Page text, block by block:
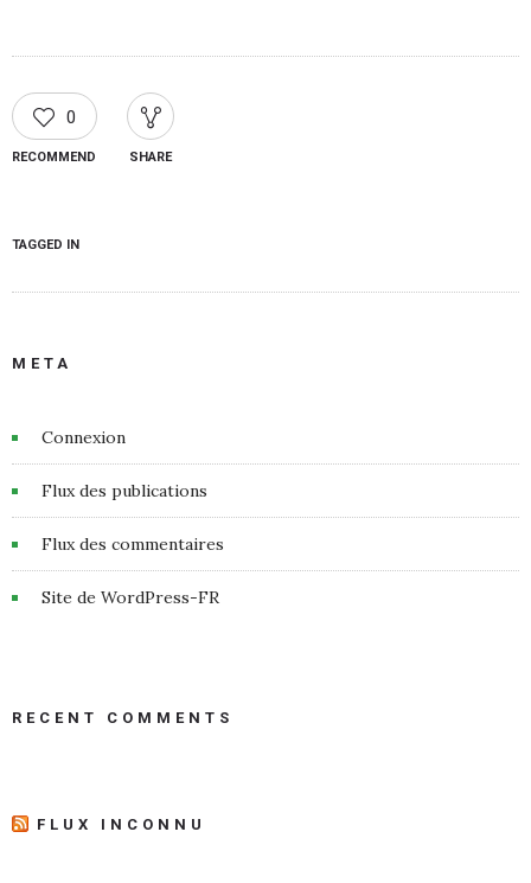
0
RECOMMEND SHARE
TAGGED IN
META
Connexion
Flux des publications
Flux des commentaires
Site de WordPress-FR
RECENT COMMENTS
FLUX INCONNU